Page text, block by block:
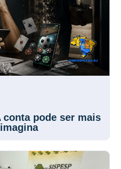
pode ser mais